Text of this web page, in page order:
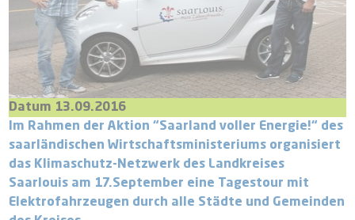
Datum 13.09.2016
Im Rahmen der Aktion “Saarland voller Energie!“ des
saarländischen Wirtschaftsministeriums organisiert
das Klimaschutz-Netzwerk des Landkreises
Saarlouis am 17.September eine Tagestour mit
Elektrofahrzeugen durch alle Städte und Gemeinden